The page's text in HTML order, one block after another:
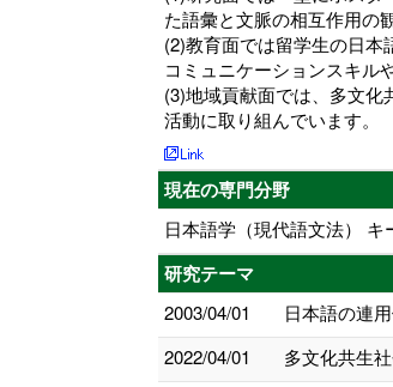
た語彙と文脈の相互作用の
(2)教育面では留学生の日
コミュニケーションスキル
(3)地域貢献面では、多文
活動に取り組んでいます。
現在の専門分野
日本語学（現代語文法）
研究テーマ
2003/04/01
日本語の連
2022/04/01
多文化共生